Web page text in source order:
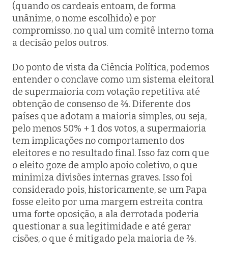
(quando os cardeais entoam, de forma
unânime, o nome escolhido) e por
compromisso, no qual um comitê interno toma
a decisão pelos outros.
Do ponto de vista da Ciência Política, podemos
entender o conclave como um sistema eleitoral
de supermaioria com votação repetitiva até
obtenção de consenso de ⅔. Diferente dos
países que adotam a maioria simples, ou seja,
pelo menos 50% + 1 dos votos, a supermaioria
tem implicações no comportamento dos
eleitores e no resultado final. Isso faz com que
o eleito goze de amplo apoio coletivo, o que
minimiza divisões internas graves. Isso foi
considerado pois, historicamente, se um Papa
fosse eleito por uma margem estreita contra
uma forte oposição, a ala derrotada poderia
questionar a sua legitimidade e até gerar
cisões, o que é mitigado pela maioria de ⅔.